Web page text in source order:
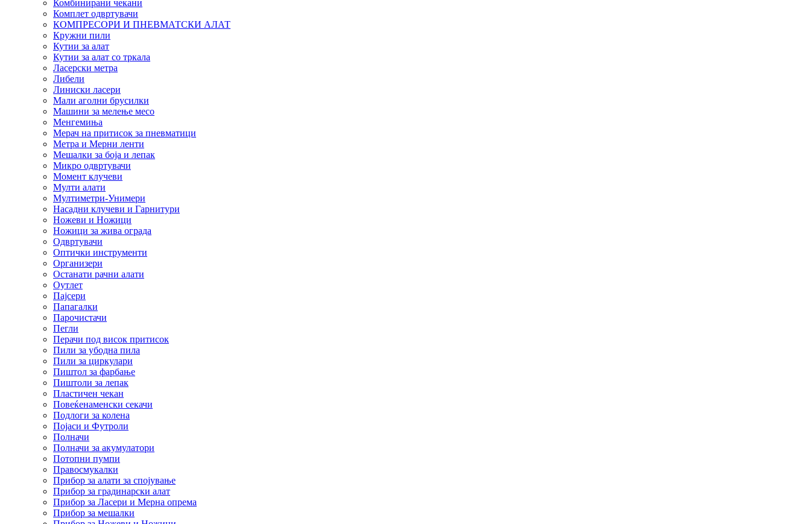
Комбинирани чекани
Комплет одвртувачи
КОМПРЕСОРИ И ПНЕВМАТСКИ АЛАТ
Кружни пили
Кутии за алат
Кутии за алат со тркала
Ласерски метра
Либели
Линиски ласери
Мали аголни брусилки
Машини за мелење месо
Менгемиња
Мерач на притисок за пневматици
Метра и Мерни ленти
Мешалки за боја и лепак
Микро одвртувачи
Момент клучеви
Мулти алати
Мултиметри-Унимери
Насадни клучеви и Гарнитури
Ножеви и Ножици
Ножици за жива ограда
Одвртувачи
Оптички инструменти
Организери
Останати рачни алати
Оутлет
Пајсери
Папагалки
Парочистачи
Пегли
Перачи под висок притисок
Пили за убодна пила
Пили за циркулари
Пиштол за фарбање
Пиштоли за лепак
Пластичен чекан
Повеќенаменски секачи
Подлоги за колена
Појаси и Футроли
Полначи
Полначи за акумулатори
Потопни пумпи
Правосмукалки
Прибор за алати за спојување
Прибор за градинарски алат
Прибор за Ласери и Мерна опрема
Прибор за мешалки